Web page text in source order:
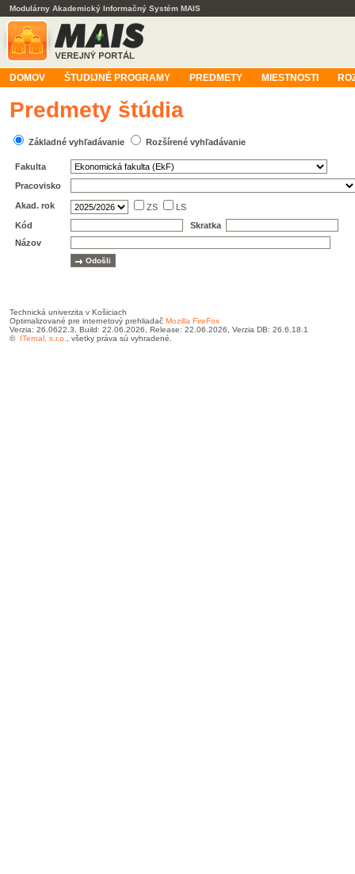
Modulárny Akademický Informačný Systém MAIS
DOMOV ŠTUDIJNÉ PROGRAMY PREDMETY MIESTNOSTI
Predmety štúdia
Základné vyhľadávanie Rozšírené vyhľadávanie
Fakulta
Pracovisko
Akad. rok ZS
LS
Kód
Skratka
Názov
Technická univerzita v Košiciach
Optimalizované pre internetový prehliadač Mozilla FireFox
Verzia: 26.0622.3, Build: 22.06.2026, Release: 22.06.2026, Verzia DB: 26.6.18.1
© ITernal, s.r.o. , všetky práva sú vyhradené.